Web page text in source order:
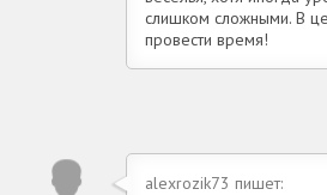
слишком сложными. В
провести время!
alexrozik73 пишет: